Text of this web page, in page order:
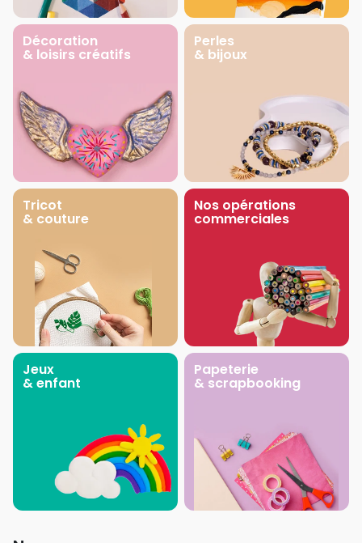
Décoration
& loisirs créatifs
Perles
& bijoux
Tricot
& couture
Nos opérations
commerciales
Jeux
& enfant
Papeterie
& scrapbooking